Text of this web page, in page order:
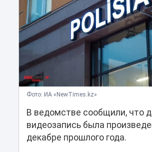
Фото: ИА «NewTimes.kz»
В ведомстве сообщили, что
видеозапись была
декабре прошлого года.